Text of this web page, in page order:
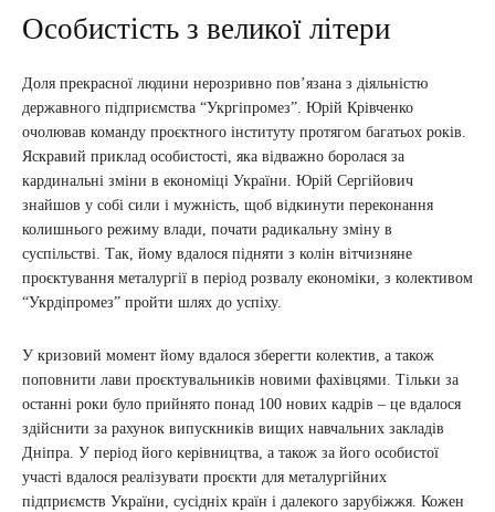
Особистість з великої літери
Доля прекрасної людини нерозривно пов’язана з діяльністю
державного підприємства “Укргіпромез”. Юрій Крівченко
очолював команду проєктного інституту протягом багатьох років.
Яскравий приклад особистості, яка відважно боролася за
кардинальні зміни в економіці України. Юрій Сергійович
знайшов у собі сили і мужність, щоб відкинути переконання
колишнього режиму влади, почати радикальну зміну в
суспільстві. Так, йому вдалося підняти з колін вітчизняне
проєктування металургії в період розвалу економіки, з колективом
“Укрдіпромез” пройти шлях до успіху.
У кризовий момент йому вдалося зберегти колектив, а також
поповнити лави проєктувальників новими фахівцями. Тільки за
останні роки було прийнято понад 100 нових кадрів – це вдалося
здійснити за рахунок випускників вищих навчальних закладів
Дніпра. У період його керівництва, а також за його особистої
участі вдалося реалізувати проєкти для металургійних
підприємств України, сусідніх країн і далекого зарубіжжя. Кожен